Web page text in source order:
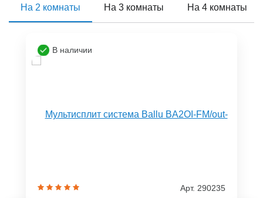
На 2 комнаты На 3 комнаты На 4 комнаты
В наличии
Арт. 290235